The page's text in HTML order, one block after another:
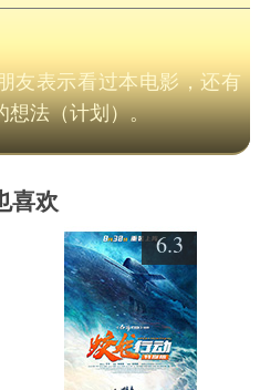
友表示看过本电影，还有
想法（计划）。
喜欢
6.3